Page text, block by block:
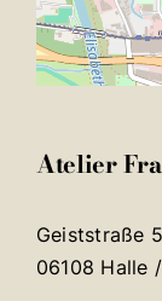
Atelier
Geiststraße
06108 Halle